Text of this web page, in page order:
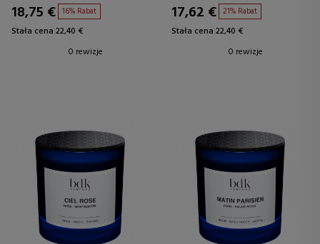
18,75 € 16% Rabat
Stała cena 22,40 €
0 rewizje
17,62 € 21% Rabat
Stała cena 22,40 €
0 rewizje